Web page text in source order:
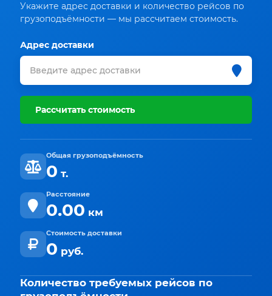
Укажите адрес доставки и количество рейсов по
грузоподъёмности — мы рассчитаем стоимость.
Адрес доставки
Рассчитать стоимость
Общая грузоподъёмность
0 т.
Расстояние
0.00 км
Стоимость доставки
0 руб.
Количество требуемых рейсов по